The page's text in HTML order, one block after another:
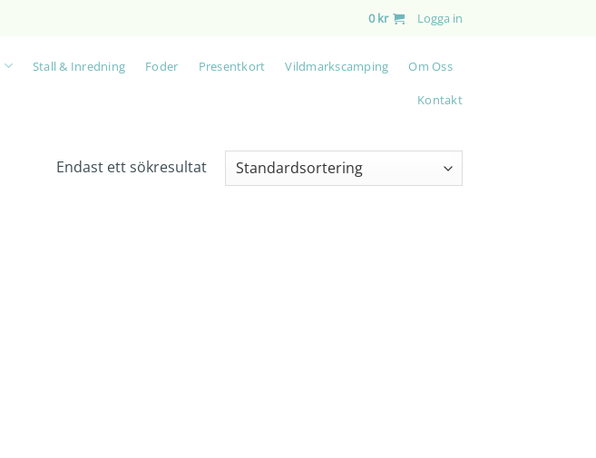
0kr Logga in
Stall & Inredning Foder Presentkort Vildmarkscamping Om Oss
Kontakt
Endast ett sökresultat